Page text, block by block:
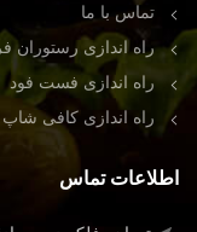
تماس با ما
راه اندازی رستوران
راه اندازی فست فود
راه اندازی کافی شاپ
اطلاعات تماس